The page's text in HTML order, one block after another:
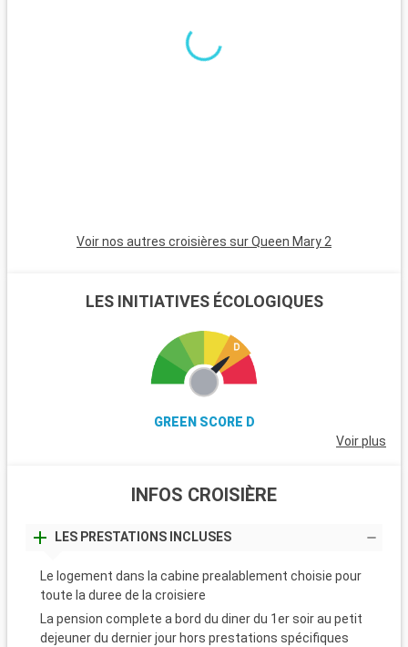
est un havre pour les randonneurs et les amoureux de la
nature, avec ses landes et ses poneys sauvages. Winchester,
célèbre pour sa cathédrale, est une destination riche en
Voir nos autres croisières sur Queen Mary 2
LES INITIATIVES ÉCOLOGIQUES
GREEN SCORE D
Voir plus
INFOS CROISIÈRE
LES PRESTATIONS INCLUSES
Le logement dans la cabine prealablement choisie pour
toute la duree de la croisiere
La pension complete a bord du diner du 1er soir au petit
dejeuner du dernier jour hors prestations spécifiques